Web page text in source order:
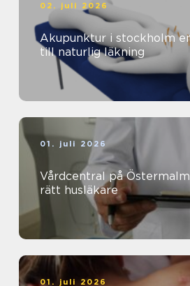
02. juli 2026
Akupunktur i stockholm en modern väg
till naturlig läkning
01. juli 2026
Vårdcentral på Östermalm så väljer du
rätt husläkare
01. juli 2026